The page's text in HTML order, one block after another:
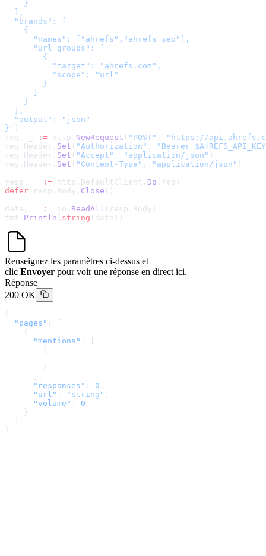
    }
  ],
  "brands": [
    {
      "names": ["ahrefs","ahrefs seo"],
      "url_groups": [
        {
          "target": "ahrefs.com",
          "scope": "url"
        }
    }
  ],
  "output": "json"
} ` )
req, _
:= http. NewRequest ( "POST" , " https://
req.Header. Set ( "Authorization" ,
"Bearer
req.Header. Set ( "Accept" , "application/json" )
req.Header. Set ( "Content-Type" , "application/json" )
resp, _
:= http.DefaultClient. Do (req)
defer resp.Body. Close ()
data, _
:= io. ReadAll (resp.Body)
fmt. Println ( string (data))
Renseignez les paramètres ci-dessus et
clic Envoyer pour voir une réponse en direct ici.
Réponse
200 OK
{
  "pages"
: [
    {
      "mentions"
: [
        {
        }
      ],
      "responses"
: 0 ,
      "url"
: "string" ,
      "volume"
: 0
    }
}